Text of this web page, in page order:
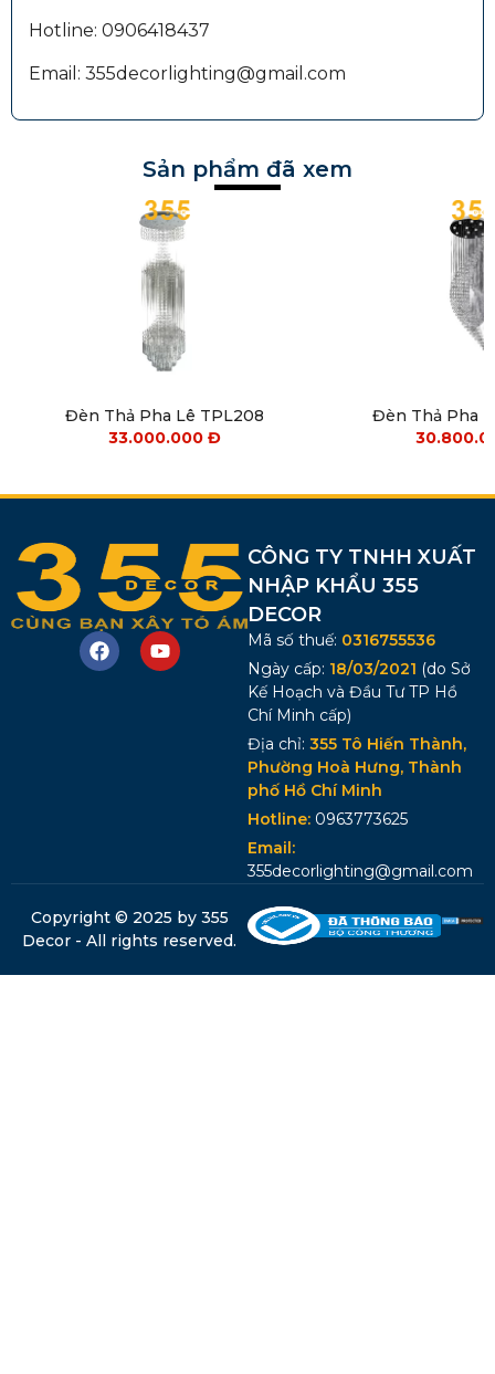
Hotline: 0906418437
Email: 355decorlighting@gmail.com
Sản phẩm đã xem
Đèn Thả Pha Lê TPL208
33.000.000Đ
Đèn Thả Pha
CÔNG TY TNHH XUẤT
NHẬP KHẨU 355
DECOR
Mã số thuế: 0316755536
Ngày cấp: 18/03/2021 (do Sở
Kế Hoạch và Đầu Tư TP Hồ
Chí Minh cấp)
Địa chỉ: 355 Tô Hiến Thành,
Phường Hoà Hưng, Thành
phố Hồ Chí Minh
Hotline: 0963773625
Email:
355decorlighting@gmail.com
Copyright © 2025 by 355
Decor - All rights reserved.